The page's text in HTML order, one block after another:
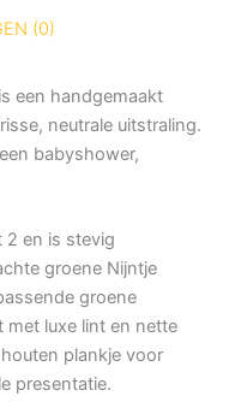
(0)
is een handgemaakt
neutrale uitstraling.
babyshower,
2 en is stevig
groene Nijntje
groene
met luxe lint en nette
plankje voor
presentatie.